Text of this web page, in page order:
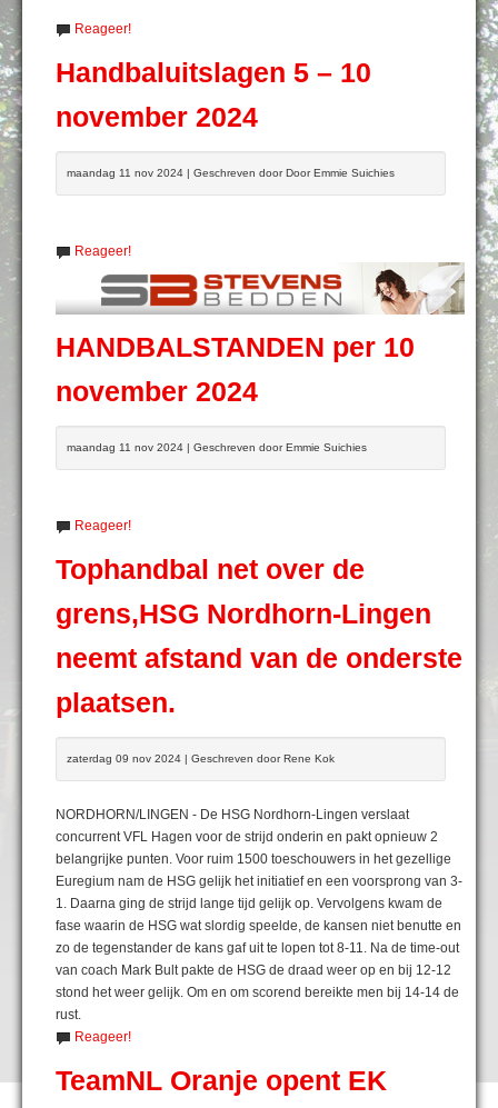
Reageer!
Handbaluitslagen 5 – 10
november 2024
maandag 11 nov 2024 | Geschreven door Door Emmie Suichies
Reageer!
HANDBALSTANDEN per 10
november 2024
maandag 11 nov 2024 | Geschreven door Emmie Suichies
Reageer!
Tophandbal net over de
grens,HSG Nordhorn-Lingen
neemt afstand van de onderste
plaatsen.
zaterdag 09 nov 2024 | Geschreven door Rene Kok
NORDHORN/LINGEN - De HSG Nordhorn-Lingen verslaat
concurrent VFL Hagen voor de strijd onderin en pakt opnieuw 2
belangrijke punten. Voor ruim 1500 toeschouwers in het gezellige
Euregium nam de HSG gelijk het initiatief en een voorsprong van 3-
1. Daarna ging de strijd lange tijd gelijk op. Vervolgens kwam de
fase waarin de HSG wat slordig speelde, de kansen niet benutte en
zo de tegenstander de kans gaf uit te lopen tot 8-11. Na de time-out
van coach Mark Bult pakte de HSG de draad weer op en bij 12-12
stond het weer gelijk. Om en om scorend bereikte men bij 14-14 de
rust.
Reageer!
TeamNL Oranje opent EK